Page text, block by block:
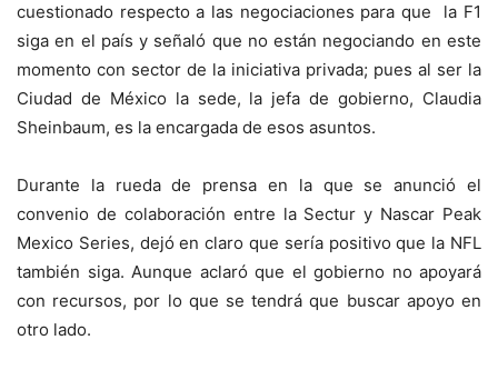
cuestionado respecto a las negociaciones para que la F1
siga en el país y señaló que no están negociando en este
momento con sector de la iniciativa privada; pues al ser la
Ciudad de México la sede, la jefa de gobierno, Claudia
Sheinbaum, es la encargada de esos asuntos.
Durante la rueda de prensa en la que se anunció el
convenio de colaboración entre la Sectur y Nascar Peak
Mexico Series, dejó en claro que sería positivo que la NFL
también siga. Aunque aclaró que el gobierno no apoyará
con recursos, por lo que se tendrá que buscar apoyo en
otro lado.